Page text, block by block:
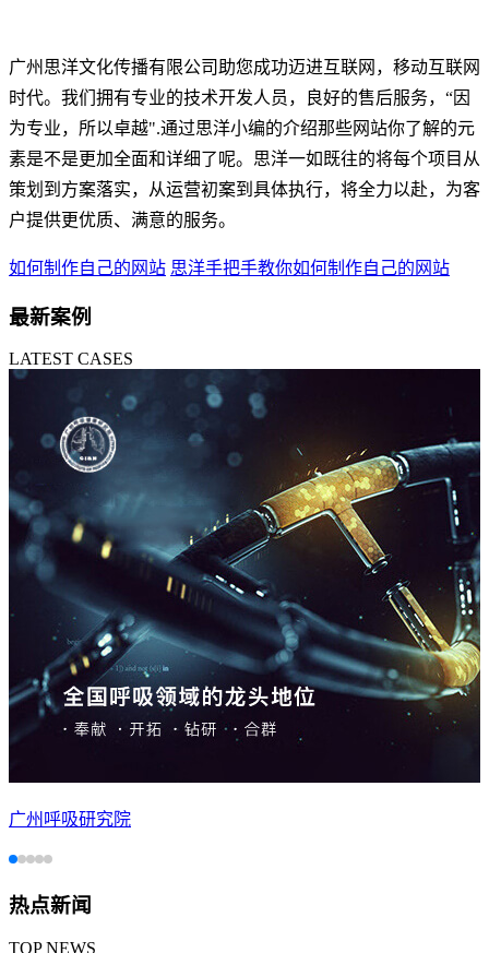
广州思洋文化传播有限公司助您成功迈进互联网，移动互联网
时代。我们拥有专业的技术开发人员，良好的售后服务，“因
为专业，所以卓越".通过思洋小编的介绍那些网站你了解的元
素是不是更加全面和详细了呢。思洋一如既往的将每个项目从
策划到方案落实，从运营初案到具体执行，将全力以赴，为客
户提供更优质、满意的服务。
如何制作自己的网站 思洋手把手教你如何制作自己的网站
最新案例
LATEST CASES
广州呼吸研究院
热点新闻
TOP NEWS